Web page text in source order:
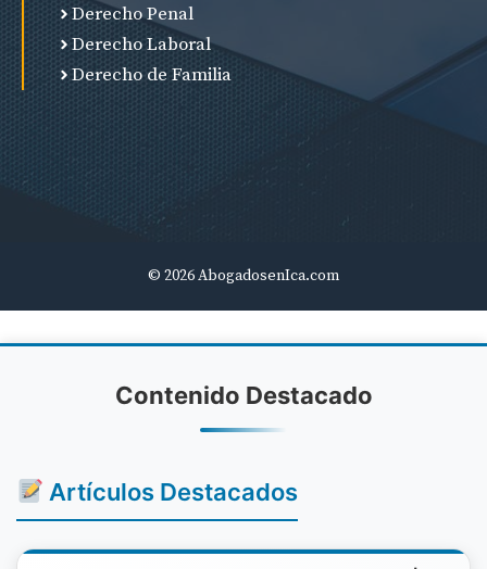
Derecho Penal
Derecho Laboral
Derecho de Familia
© 2026 AbogadosenIca.com
Contenido Destacado
Artículos Destacados